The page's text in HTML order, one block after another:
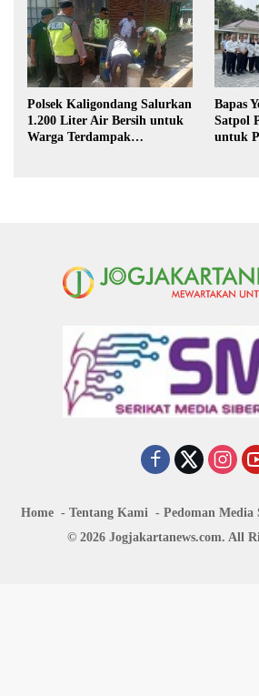
Polsek Kaligondang Salurkan
1.200 Liter Air Bersih untuk
Warga Terdampak
Bapas
Satpol
untuk
Home Tentang Kami Pedoman Media
© 2026 Jogjakartanews.com. All